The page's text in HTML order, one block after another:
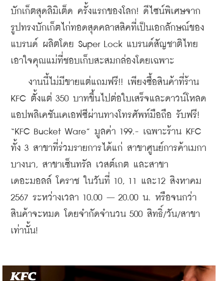
บักเก็ตสุดลิมิเต็ด ครั้งแรกของโลก! ดีไซน์พิเศษจาก
รูปทรงบักเก็ตไก่ทอดสุดคลาสสิคที่เป็นเอกลักษณ์ของ
แบรนด์ ผลิตโดย Super Lock แบรนด์สัญชาติไทย
เอาใจคุณแม่ที่ชอบเก็บสะสมกล่องโดยเฉพาะ
งานนี้ไม่มีขายแต่แถมฟรี!! เพียงซื้อสินค้าที่ร้าน
KFC ตั้งแต่ 350 บาทขึ้นไปต่อใบเสร็จและดาวน์โหลด
แอปพลิเคชันเคเอฟซีผ่านทางโทรศัพท์มือถือ รับฟรี!
“KFC Bucket Ware” มูลค่า 199.- เฉพาะร้าน KFC
ทั้ง 3 สาขาที่ร่วมรายการได้แก่ สาขาศูนย์การค้าเมกา
บางนา, สาขาเซ็นทรัล เวสต์เกต และสาขา
เดอะมอลล์ โคราช ในวันที่ 10, 11 และ12 สิงหาคม
2567 ระหว่างเวลา 10.00 – 20.00 น. หรือจนกว่า
สินค้าจะหมด โดยจำกัดจำนวน 500 สิทธิ์/วัน/สาขา
เท่านั้น!